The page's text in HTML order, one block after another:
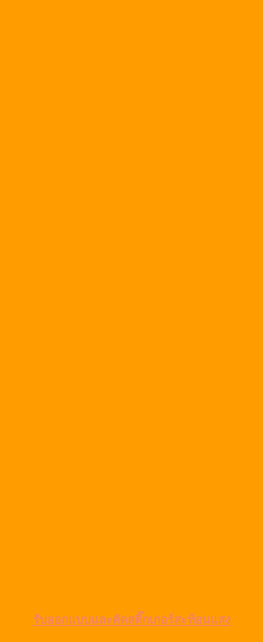
รับออกแบบและตัดสติ๊กเกอร์สะท้อนแสง